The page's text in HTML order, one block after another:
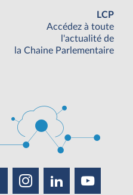
LCP
Accédez à toute
l'actualité de
la Chaine Parlementaire